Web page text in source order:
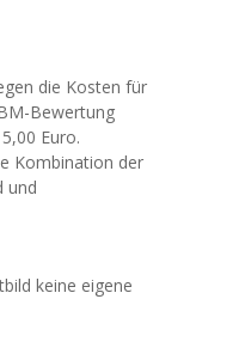
die Kosten für
Bewertung
Euro.
Kombination der
und
keine eigene